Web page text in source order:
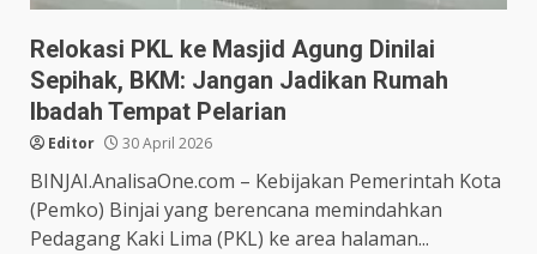
Relokasi PKL ke Masjid Agung Dinilai
Sepihak, BKM: Jangan Jadikan Rumah
Ibadah Tempat Pelarian
Editor 30 April 2026
BINJAI.AnalisaOne.com – Kebijakan Pemerintah Kota
(Pemko) Binjai yang berencana memindahkan
Pedagang Kaki Lima (PKL) ke area halaman...